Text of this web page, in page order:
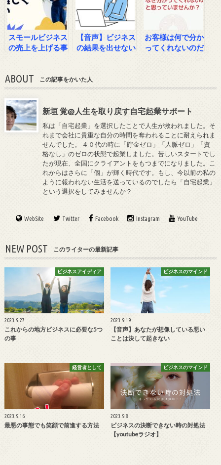
スモールビジネス
の売上を上げる事
オ】
【音声】ビジネス
の結果を出せない
お客様は何で分か
ってくれないのだ
ABOUT この記事をかいた人
新垣 覚@人生を取り戻す自宅起業サポート
私は「自宅起業」を選択したことで人生が救われました。そ
れまで会社に貴重な自分の時間を奪われることに耐えられま
せんでした。 ４０代の時に「貯金ゼロ」「人脈ゼロ」「資
格なし」のゼロの状態で起業しました。苦しいスタートでし
たが現在、全国にクライアントをもつまでになりました。こ
れからはさらに「個」が輝く時代です。もし、今以前の私の
ように報われない生活を送っているのでしたら「自宅起業」
という選択をしてみませんか？
WebSite Twitter Facebook Instagram YouTube
NEW POST このライターの最新記事
ビジネスアイディア
2023.9.27
これからの地方ビジネスに必要な5つ
の事
ビジネスのマインド
2023.9.19
【音声】あなたが想像している悪い
ことは決して起きない
経営者として
2023.9.16
最悪の事態でも笑顔で前進する方法
ビジネスのマインド
2023.9.8
ビジネスの決断できない時の対処法
【youtubeラジオ】